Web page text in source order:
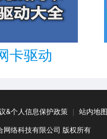
卡驱动
&个人信息保护政策 | 站内地图
络科技有限公司 版权所有